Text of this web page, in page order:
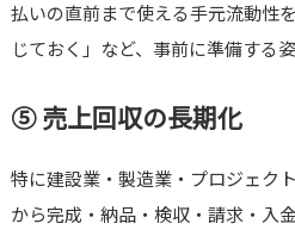
払いの直前まで使える手元流動性
じておく」など、事前に準備する
⑤ 売上回収の長期化
特に建設業・製造業・プロジェク
から完成・納品・検収・請求・入